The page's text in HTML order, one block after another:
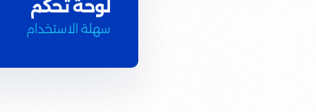
لوحة تحكم
سهلة الاستخدام